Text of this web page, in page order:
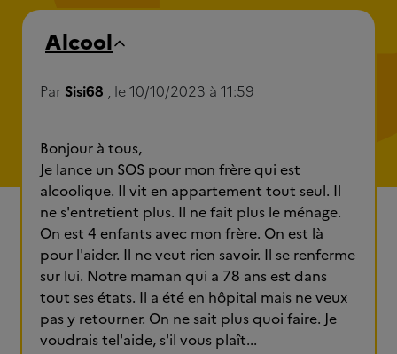
Alcool
Par Sisi68 , le 10/10/2023 à 11:59
Bonjour à tous,
Je lance un SOS pour mon frère qui est
alcoolique. Il vit en appartement tout seul. Il
ne s'entretient plus. Il ne fait plus le ménage.
On est 4 enfants avec mon frère. On est là
pour l'aider. Il ne veut rien savoir. Il se renferme
sur lui. Notre maman qui a 78 ans est dans
tout ses états. Il a été en hôpital mais ne veux
pas y retourner. On ne sait plus quoi faire. Je
voudrais tel'aide, s'il vous plaît...